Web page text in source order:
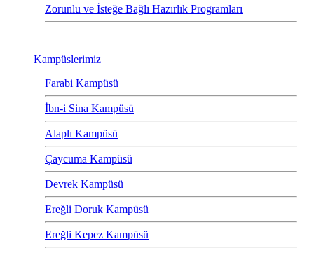
Zorunlu ve İsteğe Bağlı Hazırlık Programları
Kampüslerimiz
Farabi Kampüsü
İbn-i Sina Kampüsü
Alaplı Kampüsü
Çaycuma Kampüsü
Devrek Kampüsü
Ereğli Doruk Kampüsü
Ereğli Kepez Kampüsü